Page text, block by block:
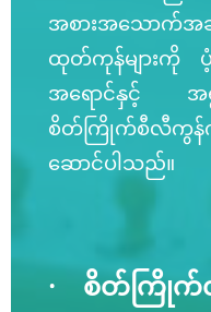
အစားအသောက်
ထုတ်ကုန်များကို ပံ့
အရောင်နှင့် အရွ
စိတ်ကြိုက်စီလီကွန်က
ဆောင်ပါသည်။
· စိတ်ကြိုက်လို